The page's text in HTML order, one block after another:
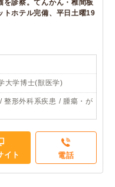
を診察。てんかん・椎間板
トホテル完備、平日土曜19
大学博士(獣医学)
整形外科系疾患 / 腫瘍・が
イト 電話